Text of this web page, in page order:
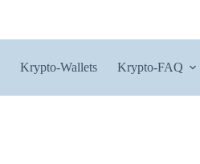
Krypto-Wallets Krypto-FAQ